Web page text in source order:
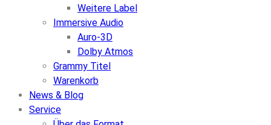
Weitere Label
Immersive Audio
Auro-3D
Dolby Atmos
Grammy Titel
Warenkorb
News & Blog
Service